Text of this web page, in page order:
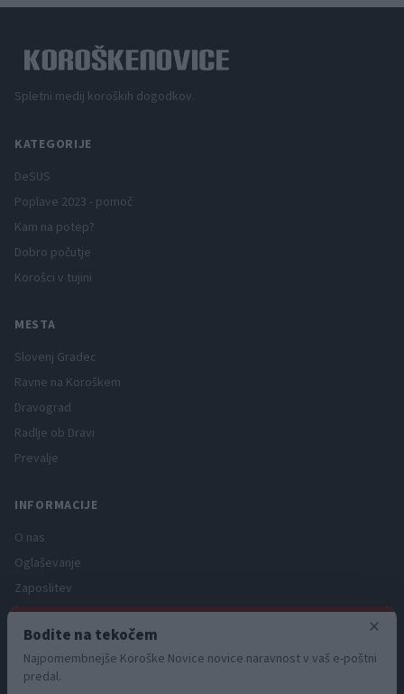
Spletni medij koroških dogodkov.
KATEGORIJE
DeSUS
Poplave 2023 - pomoč
Kam na potep?
Dobro počutje
Korošci v tujini
MESTA
Slovenj Gradec
Ravne na Koroškem
Dravograd
Radlje ob Dravi
Prevalje
INFORMACIJE
O nas
Oglaševanje
Zaposlitev
Pravno obvestilo
Zasebnost in piškotki
Storitve
×
Bodite na tekočem
Najpomembnejše Koroške Novice novice naravnost v vaš e-poštni
predal.